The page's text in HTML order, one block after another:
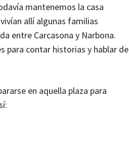
mantenemos la casa
allí algunas familias
entre Carcasona y Narbona.
para contar historias y hablar de
en aquella plaza para